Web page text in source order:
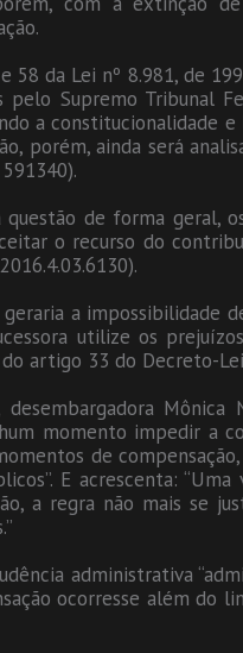
da Lei nº 8.981, de
pelo Supremo Tribunal
a constitucionalidade
porém, ainda será
de forma geral,
o recurso do
a impossibilidade
utilize os
artigo 33 do Decreto-
Mônica
momento impedir a
de
E acrescenta:
a regra não mais se
administrativa
ocorresse além do